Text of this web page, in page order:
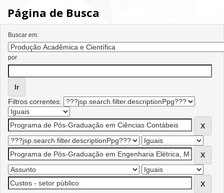
Página de Busca
Buscar em:
por
Filtros correntes: